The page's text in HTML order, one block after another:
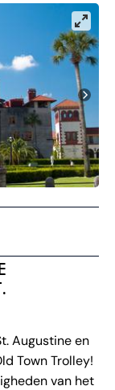
Augustine en
Town Trolley!
van het